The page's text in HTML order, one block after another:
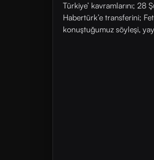
Türkiye’ kavramlarını; 28
Habertürk’e transferini;
konuştuğumuz söyleşi,